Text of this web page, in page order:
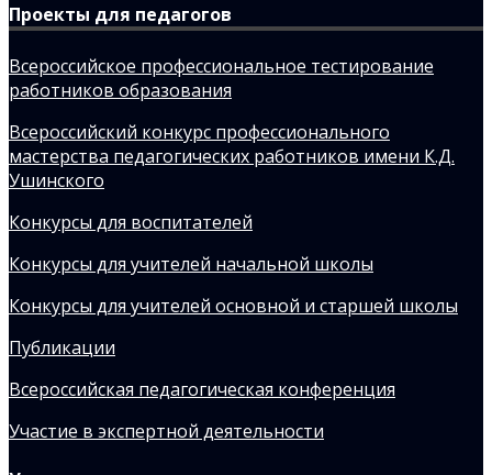
Проекты для педагогов
Всероссийское профессиональное тестирование
работников образования
Всероссийский конкурс профессионального
мастерства педагогических работников имени К.Д.
Ушинского
Конкурсы для воспитателей
Конкурсы для учителей начальной школы
Конкурсы для учителей основной и старшей школы
Публикации
Всероссийская педагогическая конференция
Участие в экспертной деятельности